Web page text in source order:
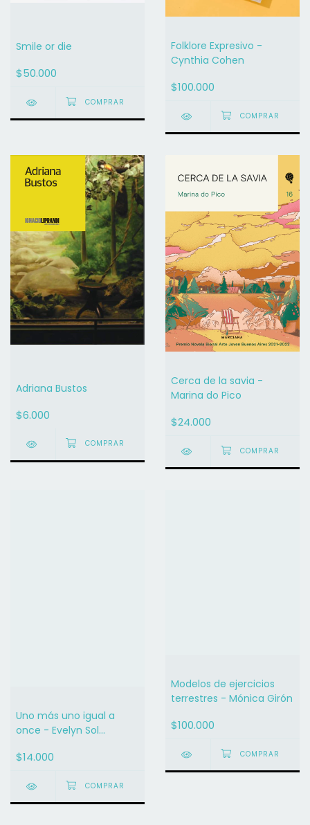
Smile or die
$50.000
Folklore Expresivo -
Cynthia Cohen
$100.000
Adriana Bustos
$6.000
Cerca de la savia -
Marina do Pico
$24.000
Uno más uno igual a
once - Evelyn Sol
$14.000
Modelos de ejercicios
terrestres - Mónica Girón
$100.000